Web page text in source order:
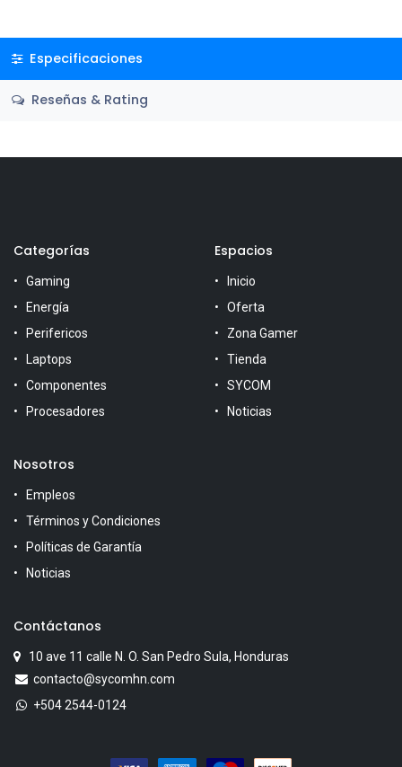
Especificaciones
Reseñas & Rating
Categorías
Gaming
Energía
Perifericos
Laptops
Componentes
Procesadores
Espacios
Inicio
Oferta
Zona Gamer
Tienda
SYCOM
Noticias
Nosotros
Empleos
Términos y Condiciones
Políticas de Garantía
Noticias
Contáctanos
10 ave 11 calle N. O. San Pedro Sula, Honduras
contacto@sycomhn.com
+504 2544-0124